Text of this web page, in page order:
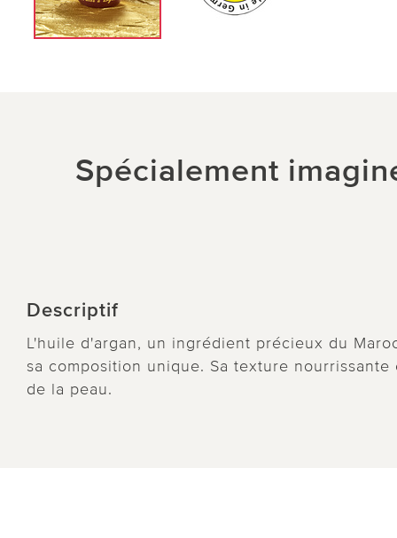
Spécialement
Descriptif
L'huile d'argan, un ingrédient précieux du
sa composition unique. Sa texture
de la peau.